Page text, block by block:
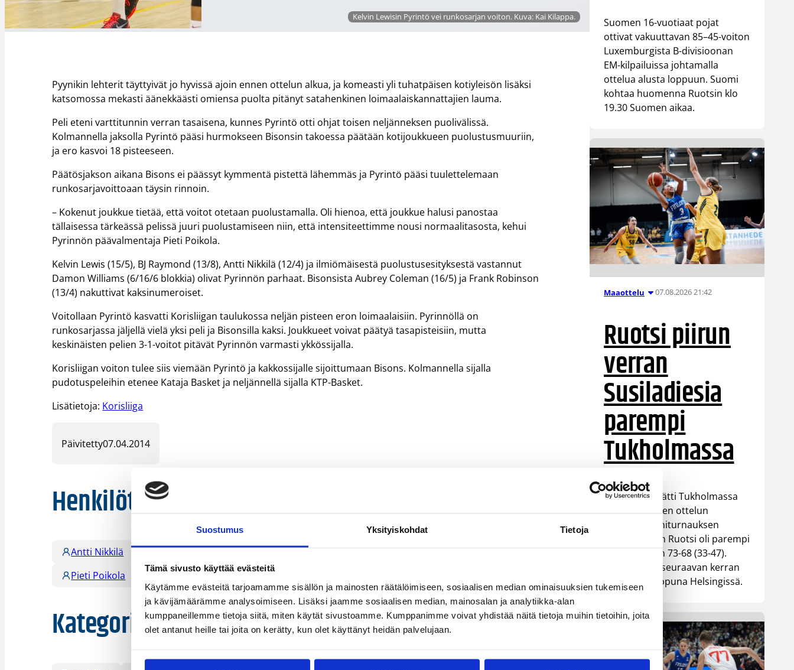
Suostumus Yksityiskohdat Tietoja
Tämä sivusto käyttää evästeitä
Käytämme evästeitä tarjoamamme sisällön ja mainosten räätälöimiseen, sosiaalisen median ominaisuuksien tukemiseen
ja kävijämäärämme analysoimiseen. Lisäksi jaamme sosiaalisen median, mainosalan ja analytiikka-alan
kumppaneillemme tietoja siitä, miten käytät sivustoamme. Kumppanimme voivat yhdistää näitä tietoja muihin tietoihin, joita
olet antanut heille tai joita on kerätty, kun olet käyttänyt heidän palvelujaan.
Kelvin Lewisin Pyrintö vei runkosarjan voiton. Kuva: Kai Kilappa.
Pyynikin lehterit täyttyivät jo hyvissä ajoin ennen ottelun alkua, ja komeasti yli tuhatpäisen kotiyleisön lisäksi
katsomossa mekasti äänekkäästi omiensa puolta pitänyt satahenkinen loimaalaiskannattajien lauma.
Peli eteni varttitunnin verran tasaisena, kunnes Pyrintö otti ohjat toisen neljänneksen puolivälissä.
Kolmannella jaksolla Pyrintö pääsi hurmokseen Bisonsin takoessa päätään kotijoukkueen puolustusmuuriin,
ja ero kasvoi 18 pisteeseen.
Päätösjakson aikana Bisons ei päässyt kymmentä pistettä lähemmäs ja Pyrintö pääsi tuulettelemaan
runkosarjavoittoaan täysin rinnoin.
– Kokenut joukkue tietää, että voitot otetaan puolustamalla. Oli hienoa, että joukkue halusi panostaa
tällaisessa tärkeässä pelissä juuri puolustamiseen niin, että intensiteettimme nousi normaalitasosta, kehui
Pyrinnön päävalmentaja Pieti Poikola.
Kelvin Lewis (15/5), BJ Raymond (13/8), Antti Nikkilä (12/4) ja ilmiömäisestä puolustusesityksestä vastannut
Damon Williams (6/16/6 blokkia) olivat Pyrinnön parhaat. Bisonsista Aubrey Coleman (16/5) ja Frank Robinson
(13/4) nakuttivat kaksinumeroiset.
Voitollaan Pyrintö kasvatti Korisliigan taulukossa neljän pisteen eron loimaalaisiin. Pyrinnöllä on
runkosarjassa jäljellä vielä yksi peli ja Bisonsilla kaksi. Joukkueet voivat päätyä tasapisteisiin, mutta
keskinäisten pelien 3-1-voitot pitävät Pyrinnön varmasti ykkössijalla.
Korisliigan voiton tulee siis viemään Pyrintö ja kakkossijalle sijoittumaan Bisons. Kolmannella sijalla
pudotuspeleihin etenee Kataja Basket ja neljännellä sijalla KTP-Basket.
Lisätietoja: Korisliiga
Päivitetty07.04.2014
Henkilöt
Antti Nikkilä Aubrey Coleman Damon Williams
Pieti Poikola
Kategoriat
Suomen 16-vuotiaat pojat
ottivat vakuuttavan 85–45-voiton
Luxemburgista B-divisioonan
EM-kilpailuissa johtamalla
ottelua alusta loppuun. Suomi
kohtaa huomenna Ruotsin klo
19.30 Suomen aikaa.
Maaottelu 07.08.2026 21:42
Ruotsi piirun
verran
Susiladiesia
parempi
Tukholmassa
Susiladies päätti Tukholmassa
pelatun kahden ottelun
mittaisen miniturnauksen
tappioon, kun Ruotsi oli parempi
loppulukemin 73-68 (33-47).
Suomi pelaa seuraavan kerran
ensi viikonloppuna Helsingissä.